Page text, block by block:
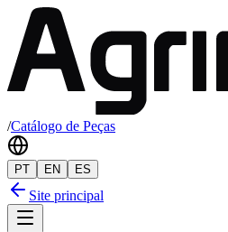
/Catálogo de Peças
PT EN ES
Site principal